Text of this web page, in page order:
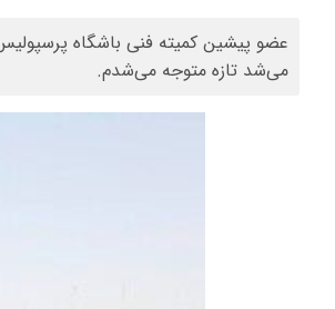
عضو پیشین کمیته فنی باشگاه
می‌شد تازه متوجه می‌شدم.